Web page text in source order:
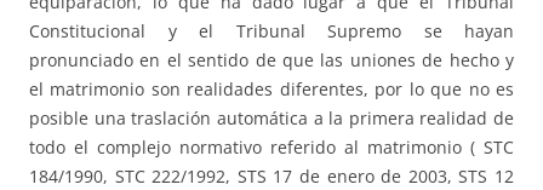
Constitucional y el Tribunal Supremo se hayan
pronunciado en el sentido de que las uniones de hecho y
el matrimonio son realidades diferentes, por lo que no es
posible una traslación automática a la primera realidad de
todo el complejo normativo referido al matrimonio ( STC
184/1990, STC 222/1992, STS 17 de enero de 2003, STS 12